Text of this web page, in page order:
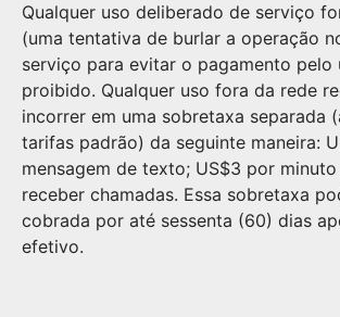
Qualquer uso deliberado de serviço
(uma tentativa de burlar a operação
serviço para evitar o pagamento pelo
proibido. Qualquer uso fora da rede
incorrer em uma sobretaxa separada
tarifas padrão) da seguinte maneira:
mensagem de texto; US$3 por
receber chamadas. Essa sobretaxa
cobrada por até sessenta (60) dias
efetivo.